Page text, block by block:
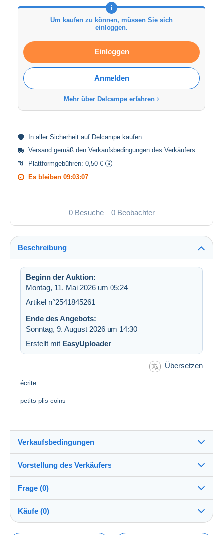
Um kaufen zu können, müssen Sie sich
einloggen.
Einloggen
Anmelden
Mehr über Delcampe erfahren
In aller Sicherheit auf Delcampe kaufen
Versand gemäß den Verkaufsbedingungen des Verkäufers.
Plattformgebühren: 0,50 €
Es bleiben 09:03:06
0 Besuche 0 Beobachter
Beschreibung
Beginn der Auktion:
Montag, 11. Mai 2026 um 05:24
Artikel n°2541845261
Ende des Angebots:
Sonntag, 9. August 2026 um 14:30
Erstellt mit EasyUploader
Übersetzen
écrite
petits plis coins
Verkaufsbedingungen
Versand nach:
Die Liste der Länder einsehen
Direkte Übergabe:
Ja
Vorstellung des Verkäufers
papillon1502100%(28403x)
Shop
Frage (0)
Käufe (0)